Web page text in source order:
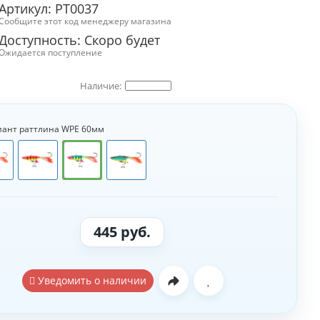
РТ0037
этот код менеджеру магазина
Скоро будет
поступление
раттлина WPE 60мм
445 руб.
Уведомить о наличии